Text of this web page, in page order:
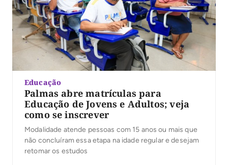
Educação
Palmas abre matrículas para
Educação de Jovens e Adultos; veja
como se inscrever
Modalidade atende pessoas com 15 anos ou mais que
não concluíram essa etapa na idade regular e desejam
retomar os estudos